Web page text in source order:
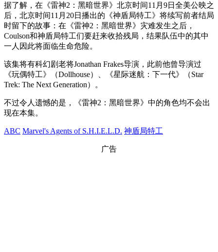
据了解，在《雷神2：黑暗世界》北京时间11月9日全美公映之
后，北京时间11月20日播出的《神盾局特工》将续写前者结局
时留下的故事：在《雷神2：黑暗世界》灾难发生之后，
Coulson和神盾局特工们要赶来收拾残局，结果队伍中的其中
一人因此将面临生命危险。
该集将有科幻剧老将Jonathan Frakes导演，此前他曾导演过
《玩偶特工》（Dollhouse）、《星际迷航：下一代》（Star
Trek: The Next Generation）。
不过令人遗憾的是，《雷神2：黑暗世界》中的角色均不会出
现在本集。
ABC Marvel's Agents of S.H.I.E.L.D. 神盾局特工
广告